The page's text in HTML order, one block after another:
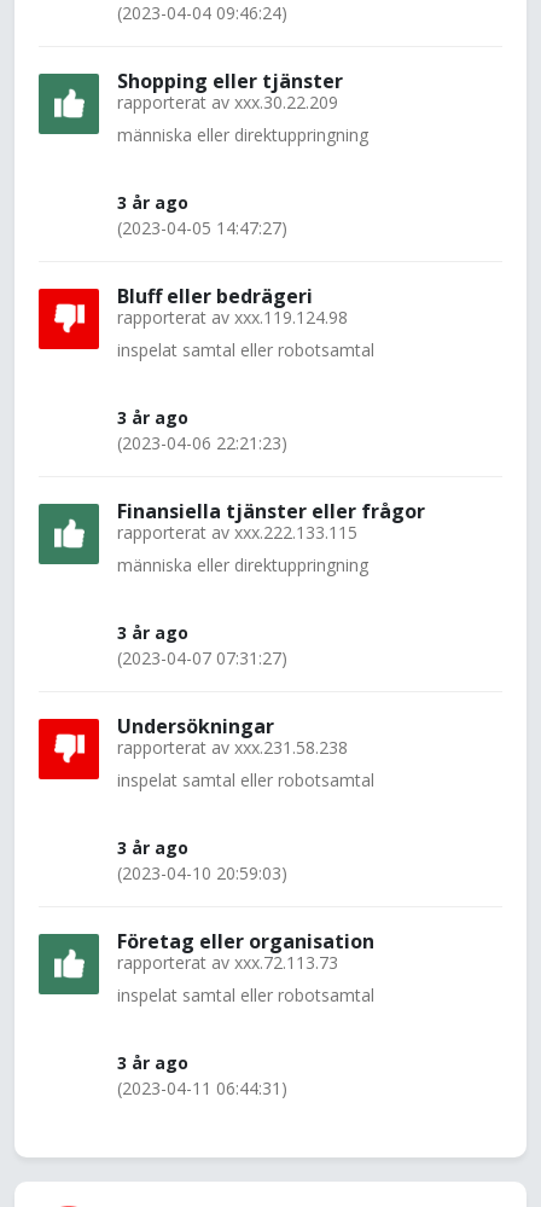
(2023-04-04 09:46:24)
Shopping eller tjänster
rapporterat av xxx.30.22.209
människa eller direktuppringning
3 år ago
(2023-04-05 14:47:27)
Bluff eller bedrägeri
rapporterat av xxx.119.124.98
inspelat samtal eller robotsamtal
3 år ago
(2023-04-06 22:21:23)
Finansiella tjänster eller frågor
rapporterat av xxx.222.133.115
människa eller direktuppringning
3 år ago
(2023-04-07 07:31:27)
Undersökningar
rapporterat av xxx.231.58.238
inspelat samtal eller robotsamtal
3 år ago
(2023-04-10 20:59:03)
Företag eller organisation
rapporterat av xxx.72.113.73
inspelat samtal eller robotsamtal
3 år ago
(2023-04-11 06:44:31)